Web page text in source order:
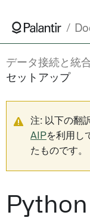
データ接続と統
セットアップ
注: 以下の翻
AIPを利用し
たものです。